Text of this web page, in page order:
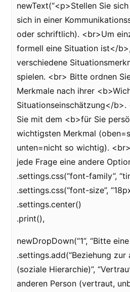
newText(“<p>Stellen Sie
sich in einer
oder schriftlich). <br>Um
formell eine Situation ist</
verschiedene
spielen. <br> Bitte ordnen
Merkmale nach ihrer
Situationseinschätzung</
Sie mit dem <b>für Sie
wichtigsten Merkmal
unten=nicht so wichtig).
jede Frage eine andere
.settings.css(“font-family”,
.settings.css(“font-size”,
.settings.center()
.print(),
newDropDown(“1”, “Bitte
.settings.add(“Beziehung zur
(soziale Hierarchie)”,
anderen Person (vertraut,